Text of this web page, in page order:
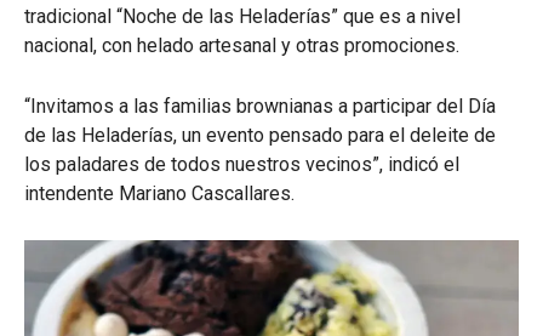
tradicional “Noche de las Heladerías” que es a nivel
nacional, con helado artesanal y otras promociones.
“Invitamos a las familias brownianas a participar del Día
de las Heladerías, un evento pensado para el deleite de
los paladares de todos nuestros vecinos”, indicó el
intendente Mariano Cascallares.